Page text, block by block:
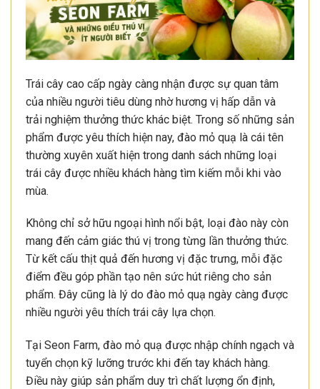
Trái cây cao cấp ngày càng nhận được sự quan tâm
của nhiều người tiêu dùng nhờ hương vị hấp dẫn và
trải nghiệm thưởng thức khác biệt. Trong số những sản
phẩm được yêu thích hiện nay, đào mỏ quạ là cái tên
thường xuyên xuất hiện trong danh sách những loại
trái cây được nhiều khách hàng tìm kiếm mỗi khi vào
mùa.
Không chỉ sở hữu ngoại hình nổi bật, loại đào này còn
mang đến cảm giác thú vị trong từng lần thưởng thức.
Từ kết cấu thịt quả đến hương vị đặc trưng, mỗi đặc
điểm đều góp phần tạo nên sức hút riêng cho sản
phẩm. Đây cũng là lý do đào mỏ quạ ngày càng được
nhiều người yêu thích trái cây lựa chọn.
Tại Seon Farm, đào mỏ quạ được nhập chính ngạch và
tuyển chọn kỹ lưỡng trước khi đến tay khách hàng.
Điều này giúp sản phẩm duy trì chất lượng ổn định,